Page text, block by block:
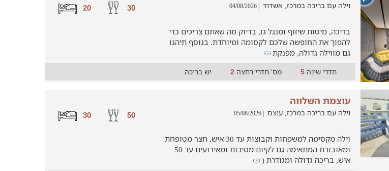
30
20 וילה עם בריכה במרכז, אשדוד | 04/08/2026
בריכה, מיטות שיזוף ומנגל גז, בדיוק מה שאתם צריכים כדי
להפוך את החופשה שלכם לקסומה ומיוחדת. בנוסף תיהנו
גם מווילה גדולה, מפנקת
חדרי שינה5 מס' חדרי רחצה2 יש בריכה
50
30
עוצמת השלווה
וילה עם בריכה במרכז, עוצם | 05/08/2026
וילה מקסימה למשפחות וקבוצות עד 30 איש, חצר מטופחת
ומאובזרת המתאימה גם לקיום מסיבות ומאירועים עד 50
איש, בריכה גדולה ומגודרת (